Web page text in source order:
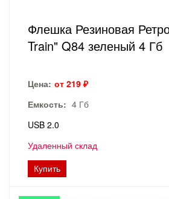
Флешка Резиновая
Train" Q84 зеленый 4 Гб
Цена: от 219 ₽
Емкость: 4 Гб
USB 2.0
Удаленный склад
Купить